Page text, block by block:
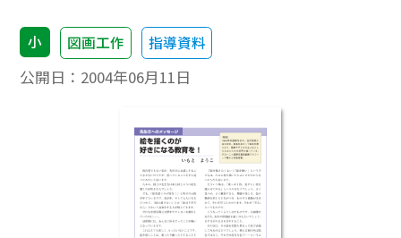
小 図画工作 指導資料
公開日： 2004年06月11日